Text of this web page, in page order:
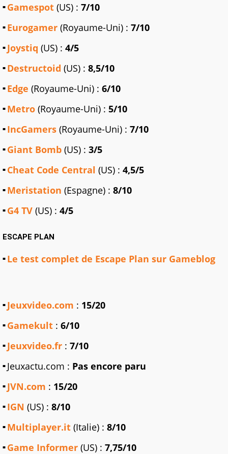
Gamespot (US) : 7/10
Eurogamer (Royaume-Uni) : 7/10
Joystiq (US) : 4/5
Destructoid (US) : 8,5/10
Edge (Royaume-Uni) : 6/10
Metro (Royaume-Uni) : 5/10
IncGamers (Royaume-Uni) : 7/10
Giant Bomb (US) : 3/5
Cheat Code Central (US) : 4,5/5
Meristation (Espagne) : 8/10
G4 TV (US) : 4/5
ESCAPE PLAN
Le test complet de Escape Plan sur Gameblog
Jeuxvideo.com : 15/20
Gamekult : 6/10
Jeuxvideo.fr : 7/10
Jeuxactu.com : Pas encore paru
JVN.com : 15/20
IGN (US) : 8/10
Multiplayer.it (Italie) : 8/10
Game Informer (US) : 7,75/10